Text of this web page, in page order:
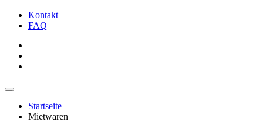
Kontakt
FAQ
Startseite
Mietwaren